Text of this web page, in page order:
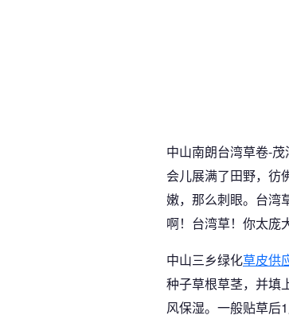
中山南朗台湾草卷-
会儿展满了田野，彷
嫩，那么刺眼。台湾
啊！台湾草！你太庞
中山三乡绿化草皮供
种子草根草茎，并填
风保湿。一般贴草后